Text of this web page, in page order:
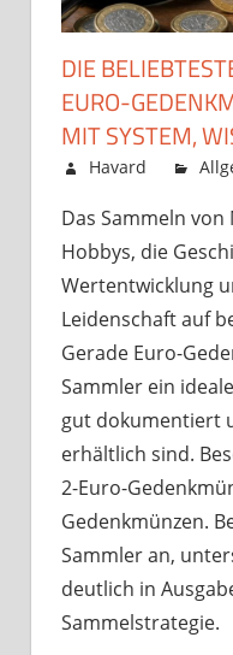
DIE
EURO-
MIT SYSTEM,
Juli 6, 2026
Havard
Das Sammeln
Hobbys, die
Wertentwicklung
Leidenschaft auf
Gerade Euro-
Sammler ein
gut dokumentiert
erhältlich sind.
2-Euro-
Gedenkmünzen.
Sammler an,
deutlich in
Sammelstrategie.